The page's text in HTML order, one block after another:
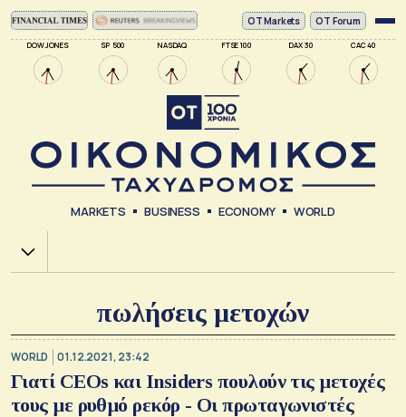
DOW JONES SP 500 NASDAQ FTSE 100 DAX 30 CAC 40
ΟΤ Markets OT Forum
MARKETS BUSINESS ECONOMY WORLD
Χ.Α.
πωλήσεις μετοχών
WORLD 01.12.2021, 23:42
Γιατί CEOs και Insiders πουλούν τις μετοχές
τους με ρυθμό ρεκόρ - Οι πρωταγωνιστές